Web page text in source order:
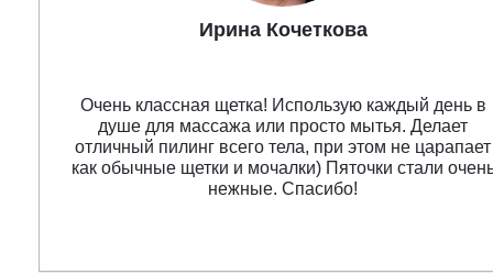
Ирина Кочеткова
Очень классная щетка! Использую каждый день в
душе для массажа или просто мытья. Делает
отличный пилинг всего тела, при этом не царапает
как обычные щетки и мочалки) Пяточки стали
нежные. Спасибо!